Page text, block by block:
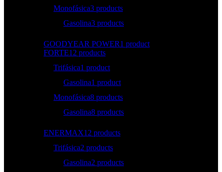
Monofásica3 products
Gasolina3 products
GOODYEAR POWER1 product
FORTE12 products
Trifásica1 product
Gasolina1 product
Monofásica8 products
Gasolina8 products
ENERMAX12 products
Trifásica2 products
Gasolina2 products